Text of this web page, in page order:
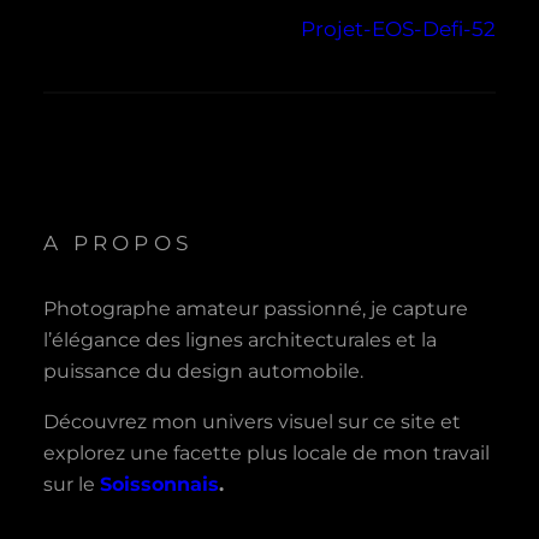
Projet-EOS-Defi-52
A PROPOS
Photographe amateur passionné, je capture
l’élégance des lignes architecturales et la
puissance du design automobile.
Découvrez mon univers visuel sur ce site et
explorez une facette plus locale de mon travail
sur le Soissonnais.